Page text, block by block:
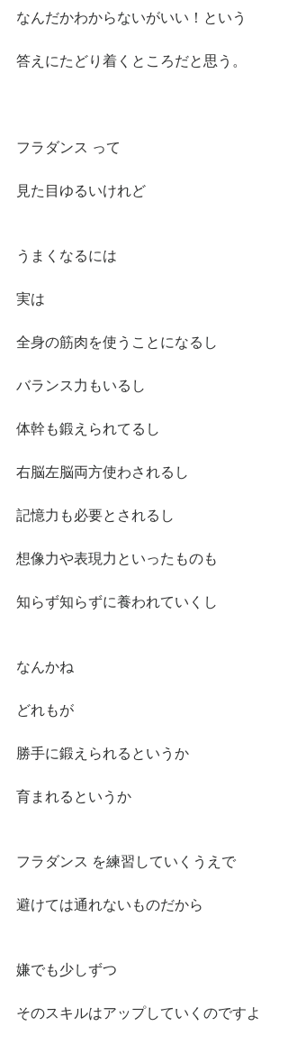
なんだかわからないがいい！という
答えにたどり着くところだと思う。
フラダンス って
見た目ゆるいけれど
うまくなるには
実は
全身の筋肉を使うことになるし
バランス力もいるし
体幹も鍛えられてるし
右脳左脳両方使わされるし
記憶力も必要とされるし
想像力や表現力といったものも
知らず知らずに養われていくし
なんかね
どれもが
勝手に鍛えられるというか
育まれるというか
フラダンス を練習していくうえで
避けては通れないものだから
嫌でも少しずつ
そのスキルはアップしていくのですよ